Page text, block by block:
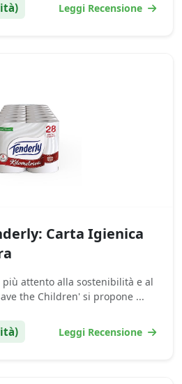
Leggi Recensione
Carta Igienica
attento alla sostenibilità e al
the Children' si propone ...
Leggi Recensione